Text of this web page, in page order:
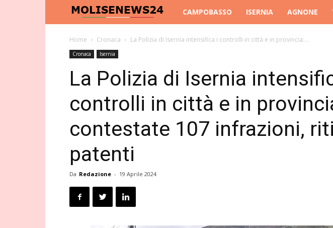
Molise
News
CAMPOBASSO ISERNIA AGNONE
Home Cronaca La Polizia di Isernia intensifica i controlli in città e in provincia:...
Cronaca Isernia
La Polizia di Isernia
controlli in città e in
contestate 107 infrazioni,
patenti
Da Redazione - 19 Aprile 2024